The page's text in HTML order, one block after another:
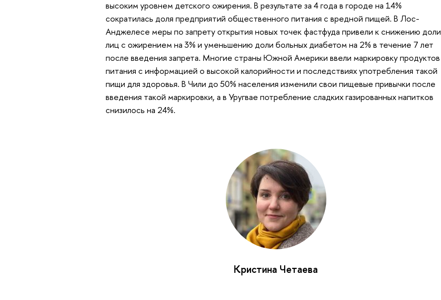
высоким уровнем детского ожирения. В результате за 4 года в городе на 14%
сократилась доля предприятий общественного питания с вредной пищей. В Лос-
Анджелесе меры по запрету открытия новых точек фастфуда привели к снижению доли
лиц с ожирением на 3% и уменьшению доли больных диабетом на 2% в течение 7 лет
после введения запрета. Многие страны Южной Америки ввели маркировку продуктов
питания с информацией о высокой калорийности и последствиях употребления такой
пищи для здоровья. В Чили до 50% населения изменили свои пищевые привычки после
введения такой маркировки, а в Уругвае потребление сладких газированных напитков
снизилось на 24%.
Кристина Четаева